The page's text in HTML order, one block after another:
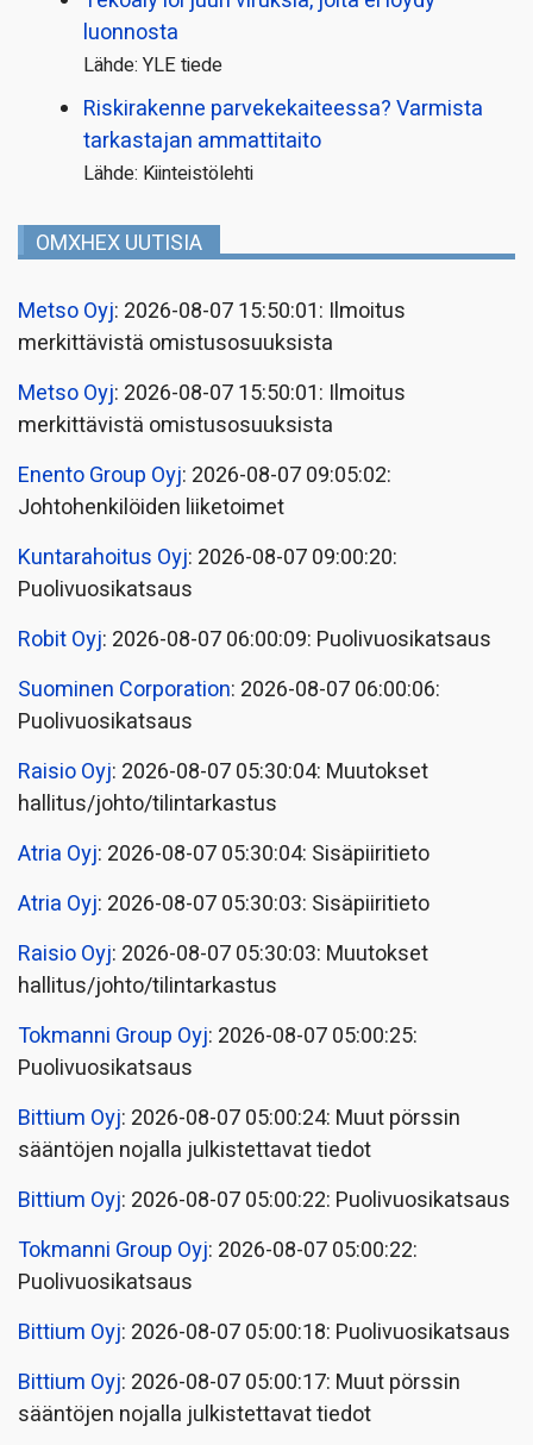
luonnosta
Lähde: YLE tiede
Riskirakenne parvekekaiteessa? Varmista
tarkastajan ammattitaito
Lähde: Kiinteistölehti
OMXHEX UUTISIA
Metso Oyj: 2026-08-07 15:50:01: Ilmoitus
merkittävistä omistusosuuksista
Metso Oyj: 2026-08-07 15:50:01: Ilmoitus
merkittävistä omistusosuuksista
Enento Group Oyj: 2026-08-07 09:05:02:
Johtohenkilöiden liiketoimet
Kuntarahoitus Oyj: 2026-08-07 09:00:20:
Puolivuosikatsaus
Robit Oyj: 2026-08-07 06:00:09: Puolivuosikatsaus
Suominen Corporation: 2026-08-07 06:00:06:
Puolivuosikatsaus
Raisio Oyj: 2026-08-07 05:30:04: Muutokset
hallitus/johto/tilintarkastus
Atria Oyj: 2026-08-07 05:30:04: Sisäpiiritieto
Atria Oyj: 2026-08-07 05:30:03: Sisäpiiritieto
Raisio Oyj: 2026-08-07 05:30:03: Muutokset
hallitus/johto/tilintarkastus
Tokmanni Group Oyj: 2026-08-07 05:00:25:
Puolivuosikatsaus
Bittium Oyj: 2026-08-07 05:00:24: Muut pörssin
sääntöjen nojalla julkistettavat tiedot
Bittium Oyj: 2026-08-07 05:00:22: Puolivuosikatsaus
Tokmanni Group Oyj: 2026-08-07 05:00:22:
Puolivuosikatsaus
Bittium Oyj: 2026-08-07 05:00:18: Puolivuosikatsaus
Bittium Oyj: 2026-08-07 05:00:17: Muut pörssin
sääntöjen nojalla julkistettavat tiedot